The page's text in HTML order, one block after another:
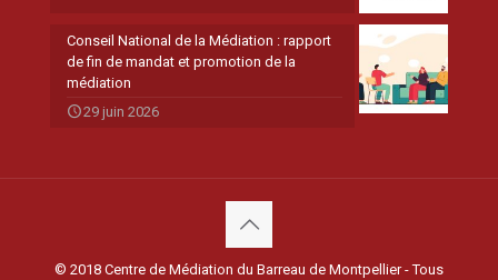
Conseil National de la Médiation : rapport
de fin de mandat et promotion de la
médiation
29 juin 2026
© 2018 Centre de Médiation du Barreau de Montpellier - Tous